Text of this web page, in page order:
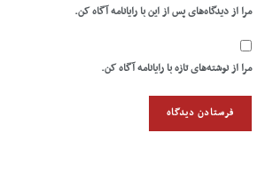
مرا از دیدگاه‌های پس از این با رایانامه آگاه کن.
مرا از نوشته‌های تازه با رایانامه آگاه کن.